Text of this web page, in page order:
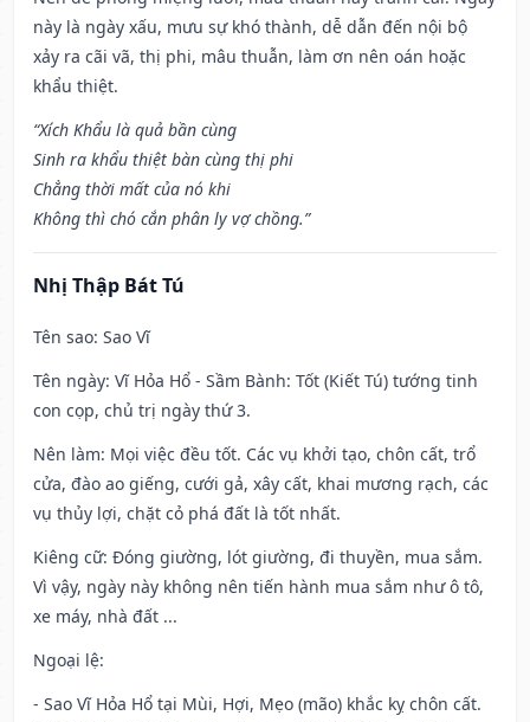
này là ngày xấu, mưu sự khó thành, dễ dẫn đến nội bộ
xảy ra cãi vã, thị phi, mâu thuẫn, làm ơn nên oán hoặc
khẩu thiệt.
“Xích Khẩu là quả bần cùng
Sinh ra khẩu thiệt bàn cùng thị phi
Chẳng thời mất của nó khi
Không thì chó cắn phân ly vợ chồng.”
Nhị Thập Bát Tú
Tên sao: Sao Vĩ
Tên ngày: Vĩ Hỏa Hổ - Sầm Bành: Tốt (Kiết Tú) tướng tinh
con cọp, chủ trị ngày thứ 3.
Nên làm: Mọi việc đều tốt. Các vụ khởi tạo, chôn cất, trổ
cửa, đào ao giếng, cưới gả, xây cất, khai mương rạch, các
vụ thủy lợi, chặt cỏ phá đất là tốt nhất.
Kiêng cữ: Đóng giường, lót giường, đi thuyền, mua sắm.
Vì vậy, ngày này không nên tiến hành mua sắm như ô tô,
xe máy, nhà đất ...
Ngoại lệ:
- Sao Vĩ Hỏa Hổ tại Mùi, Hợi, Mẹo (mão) khắc kỵ chôn cất.